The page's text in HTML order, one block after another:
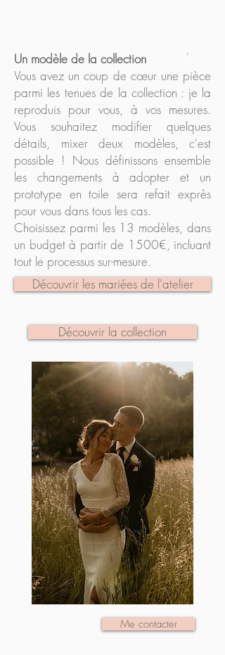
Un modèle de la collection
Vous avez un coup de cœur une pièce
parmi les tenues de la collection : je la
reproduis pour vous, à vos mesures.
Vous souhaitez modifier quelques
détails, mixer deux modèles, c'est
possible ! Nous définissons ensemble
les changements à adopter et un
prototype en toile sera refait exprès
pour vous dans tous les cas.
Choisissez parmi les 13 modèles, dans
un budget à partir de 1500€, incluant
tout le processus sur-mesure.
Découvrir les mariées de l'atelier
Découvrir la collection
Me contacter